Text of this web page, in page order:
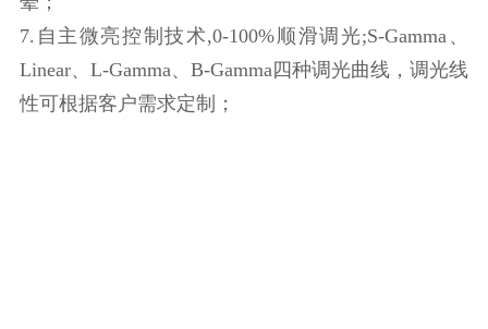
7.自主微亮控制技术,0-100%顺滑调光;S-Gamma、
Linear、L-Gamma、B-Gamma四种调光曲线，调光线
性可根据客户需求定制；